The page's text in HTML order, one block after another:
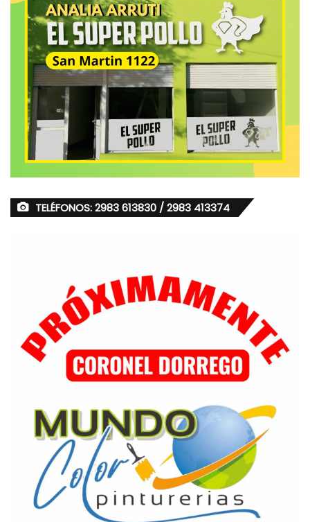
TELÉFONOS: 2983 613830 / 2983 413374